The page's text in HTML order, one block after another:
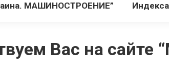
МАШИНОСТРОЕНИЕ”
Вас на